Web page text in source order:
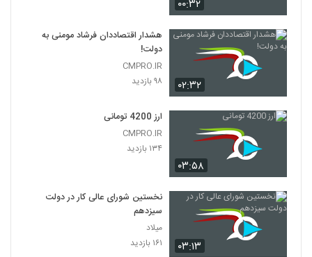
۰۰:۳۲
۰۲:۳۲
هشدار اقتصاددان فرشاد مومنی به
دولت!
CMPRO.IR
۹۸ بازدید
۰۳:۵۸
ارز 4200 تومانی
CMPRO.IR
۱۳۴ بازدید
۰۳:۱۳
نخستین شورای عالی کار در دولت
سیزدهم
میلاد
۱۶۱ بازدید